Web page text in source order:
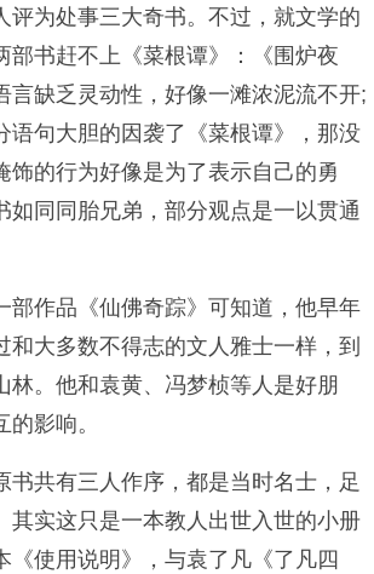
评为处事三大奇书。不过，就文学的
部书赶不上《菜根谭》：《围炉夜
言缺乏灵动性，好像一滩浓泥流不开;
语句大胆的因袭了《菜根谭》，那没
饰的行为好像是为了表示自己的勇
如同同胎兄弟，部分观点是一以贯通
部作品《仙佛奇踪》可知道，他早年
和大多数不得志的文人雅士一样，到
林。他和袁黄、冯梦桢等人是好朋
影响。
书共有三人作序，都是当时名士，足
其实这只是一本教人出世入世的小册
《使用说明》，与袁了凡《了凡四